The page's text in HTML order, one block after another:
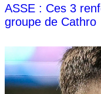
ASSE : Ces 3
groupe de Cathro